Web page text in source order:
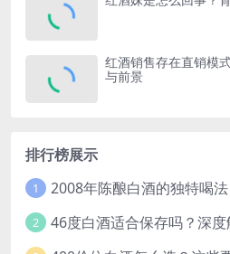
红酒销售存在直销模
与前景
排行榜展示
1 2008年陈酿白酒的独特喝
2